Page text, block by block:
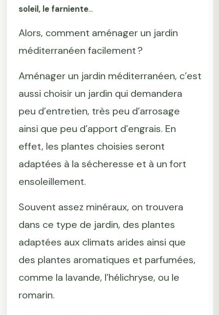
soleil, le farniente…
Alors, comment aménager un jardin
méditerranéen facilement ?
Aménager un jardin méditerranéen, c’est
aussi choisir un jardin qui demandera
peu d’entretien, très peu d’arrosage
ainsi que peu d’apport d’engrais. En
effet, les plantes choisies seront
adaptées à la sécheresse et à un fort
ensoleillement.
Souvent assez minéraux, on trouvera
dans ce type de jardin, des plantes
adaptées aux climats arides ainsi que
des plantes aromatiques et parfumées,
comme la lavande, l’hélichryse, ou le
romarin.